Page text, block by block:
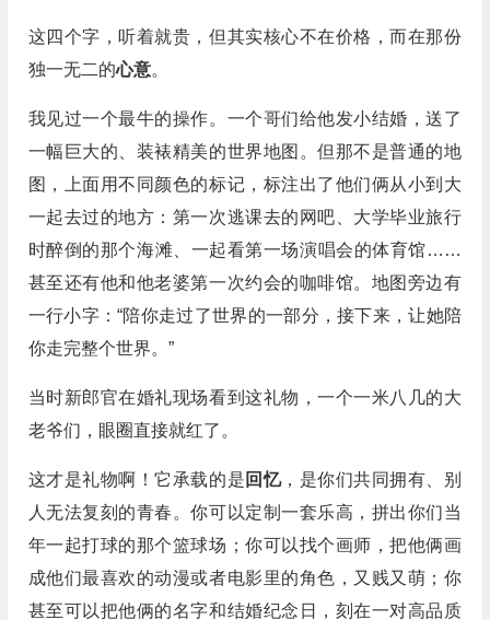
这四个字，听着就贵，但其实核心不在价格，而在那份
独一无二的心意。
我见过一个最牛的操作。一个哥们给他发小结婚，送了
一幅巨大的、装裱精美的世界地图。但那不是普通的地
图，上面用不同颜色的标记，标注出了他们俩从小到大
一起去过的地方：第一次逃课去的网吧、大学毕业旅行
时醉倒的那个海滩、一起看第一场演唱会的体育馆……
甚至还有他和他老婆第一次约会的咖啡馆。地图旁边有
一行小字：“陪你走过了世界的一部分，接下来，让她陪
你走完整个世界。”
当时新郎官在婚礼现场看到这礼物，一个一米八几的大
老爷们，眼圈直接就红了。
这才是礼物啊！它承载的是 回忆，是你们共同拥有、别
人无法复刻的青春。你可以定制一套乐高，拼出你们当
年一起打球的那个篮球场；你可以找个画师，把他俩画
成他们最喜欢的动漫或者电影里的角色，又贱又萌；你
甚至可以把他俩的名字和结婚纪念日，刻在一对高品质